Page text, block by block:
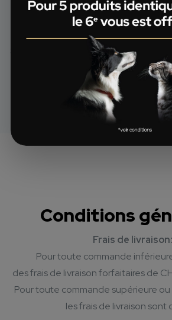
vous pouvez aussi bénéficier de
Pro Plan
Sont exclus de l’offre : Pro Plan
Conditions
Frais de livraison:
Pour toute commande
des frais de livraison forfaitaires de
Pour toute commande supérieure
les frais de livraison sont